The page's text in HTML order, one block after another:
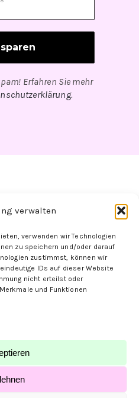
verwalten
verwenden wir Technologien
zu speichern und/oder darauf
zustimmst, können wir
IDs auf dieser Website
nicht erteilst oder
und Funktionen
Erfahren Sie mehr
.
hier: